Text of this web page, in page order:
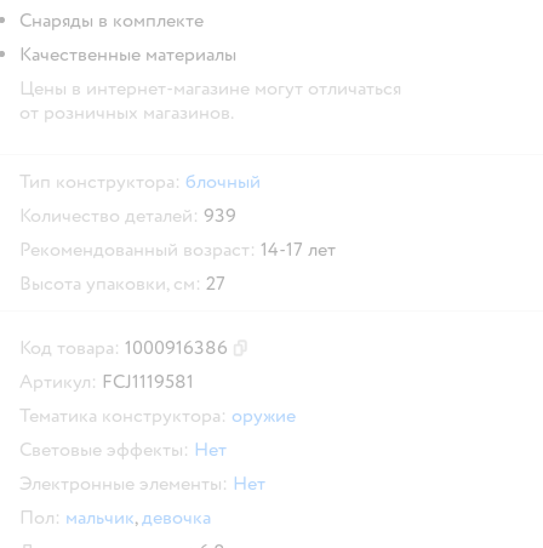
Снаряды в комплекте
Качественные материалы
Цены в интернет-магазине могут отличаться
от розничных магазинов.
Тип конструктора: блочный
Количество деталей: 939
Рекомендованный возраст: 14-17 лет
Высота упаковки, см: 27
Код товара: 1000916386
Артикул: FCJ1119581
Тематика конструктора: оружие
Световые эффекты: Нет
Электронные элементы: Нет
Пол: мальчик,девочка